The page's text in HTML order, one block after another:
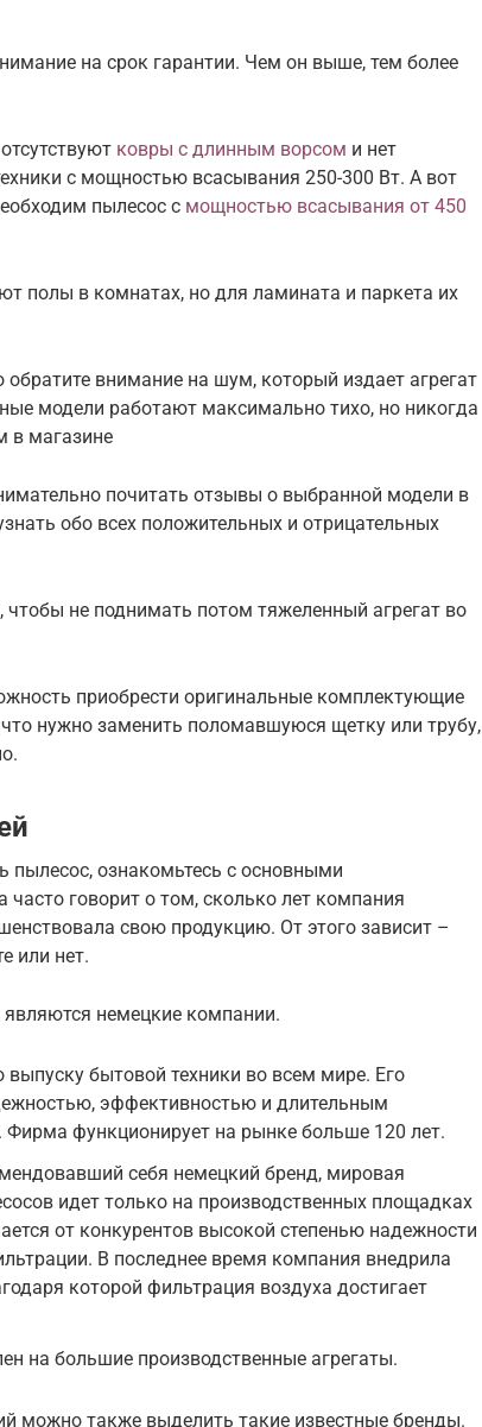
на срок гарантии. Чем он выше, тем более
ковры с длинным ворсом и нет
с мощностью всасывания 250-300 Вт. А вот
пылесос с мощностью всасывания от 450
полы в комнатах, но для ламината и паркета их
внимание на шум, который издает агрегат
модели работают максимально тихо, но никогда
в магазине
почитать отзывы о выбранной модели в
обо всех положительных и отрицательных
чтобы не поднимать потом тяжеленный агрегат во
приобрести оригинальные комплектующие
нужно заменить поломавшуюся щетку или трубу,
пылесос, ознакомьтесь с основными
говорит о том, сколько лет компания
свою продукцию. От этого зависит –
или нет.
немецкие компании.
выпуску бытовой техники во всем мире. Его
эффективностью и длительным
функционирует на рынке больше 120 лет.
себя немецкий бренд, мировая
идет только на производственных площадках
от конкурентов высокой степенью надежности
В последнее время компания внедрила
которой фильтрация воздуха достигает
на большие производственные агрегаты.
можно также выделить такие известные бренды.